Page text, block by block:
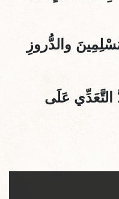
والدُّروزِ
التَّعَدِّي عَلَى